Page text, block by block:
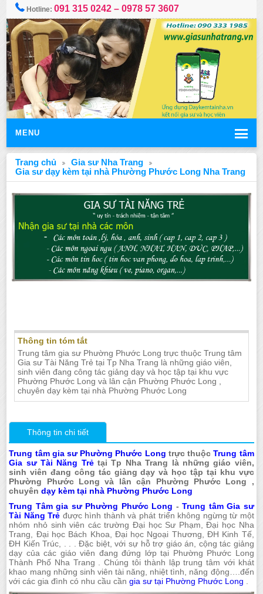
Hotline:091 315 0242 – 0978 57 3607
MENU
Trang chủ
Gia sư Nha Trang
Gia sư dạy kèm tại nhà Phường Phước Long Nha Trang
Thông tin tóm tắt
Trung tâm gia sư Phường Phước Long trực thuộc Trung tâm
Gia sư Tài Năng Trẻ tại Tp Nha Trang là những giáo viên,
sinh viên đang công tác giảng dạy và học tập tại khu vực
Phường Phước Long và lân cận Phường Phước Long ,
chuyên dạy kèm tại nhà Phường Phước Long
Thông tin chi tiết
Trung tâm gia sư Phường Phước Long trực thuộcTrung tâm
Gia sư Tài Năng Trẻtại Tp Nha Trang là những giáo viên,
sinh viên đang công tác giảng dạy và học tập tại khu vực
Phường Phước Long và lân cận Phường Phước Long ,
chuyêndạy kèm tại nhà Phường Phước Long
Trung Tâm gia sư Phường Phước Long -Trung tâm Gia sư
Tài Năng Trẻ được hình thành và phát triển không ngừng từ một
nhóm nhỏ sinh viên các trường Đại học Sư Phạm, Đại học Nha
Trang, Đại học Bách Khoa, Đại học Ngoại Thương, ĐH Kinh Tế,
ĐH Kiến Trúc, . . . Đặc biệt, với sự hỗ trợ giáo án, cộng tác giảng
dạy của các giáo viên đang đứng lớp tại Phường Phước Long
Thành Phố Nha Trang . Chúng tôi thành lập trung tâm với khát
khao mang những sinh viên tài năng, nhiệt tình, năng động….đến
với các gia đình có nhu cầu cầngia sư tại Phường Phước Long